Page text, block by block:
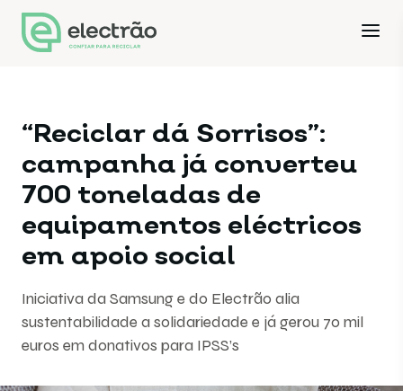
“Reciclar dá Sorrisos”:
campanha já converteu
700 toneladas de
equipamentos eléctricos
em apoio social
Iniciativa da Samsung e do Electrão alia
sustentabilidade a solidariedade e já gerou 70 mil
euros em donativos para IPSS’s